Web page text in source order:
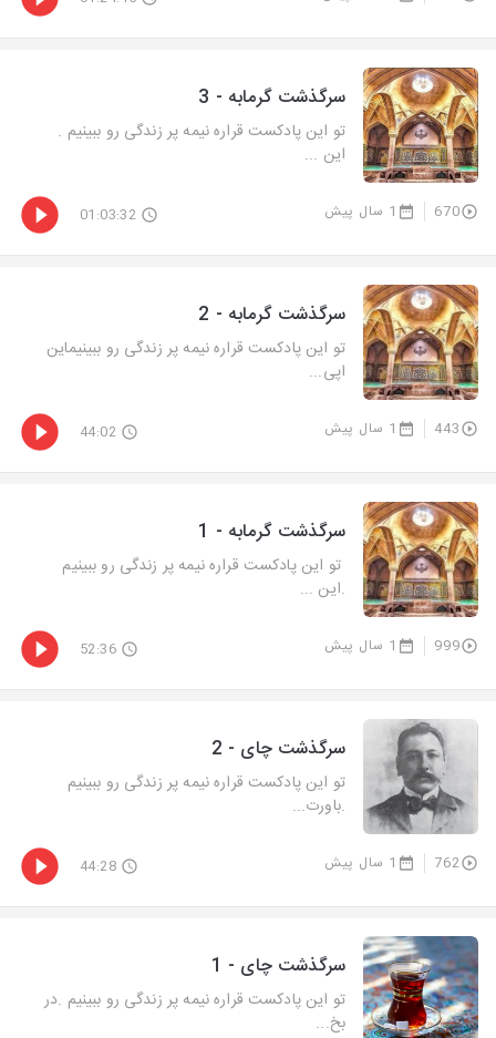
سرگذشت گرمابه - 3
تو این پادکست قراره نیمه پر زندگی رو ببینیم .
این ...
670 1 سال پیش 01:03:32
سرگذشت گرمابه - 2
تو این پادکست قراره نیمه پر زندگی رو ببینیماین
اپی...
443 1 سال پیش 44:02
سرگذشت گرمابه - 1
تو این پادکست قراره نیمه پر زندگی رو ببینیم
.این ...
999 1 سال پیش 52:36
سرگذشت چای - 2
تو این پادکست قراره نیمه پر زندگی رو ببینیم
.باورت...
762 1 سال پیش 44:28
سرگذشت چای - 1
تو این پادکست قراره نیمه پر زندگی رو ببینیم .در
بخ...